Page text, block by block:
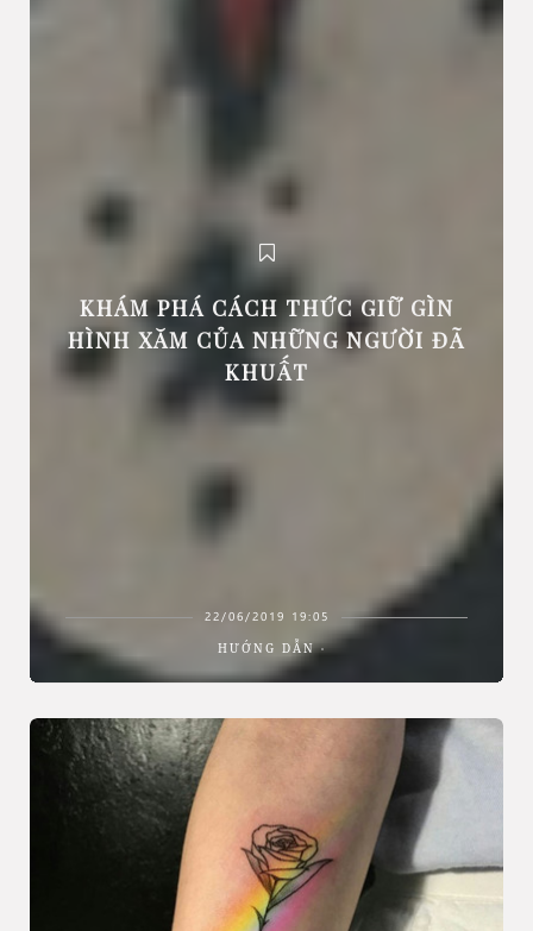
KHÁM PHÁ CÁCH THỨC GIỮ GÌN
HÌNH XĂM CỦA NHỮNG NGƯỜI ĐÃ
KHUẤT
22/06/2019 19:05
HƯỚNG DẪN